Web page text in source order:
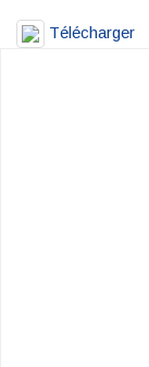
Télécharger